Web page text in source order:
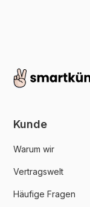
Kunde
Warum wir
Vertragswelt
Häufige Fragen